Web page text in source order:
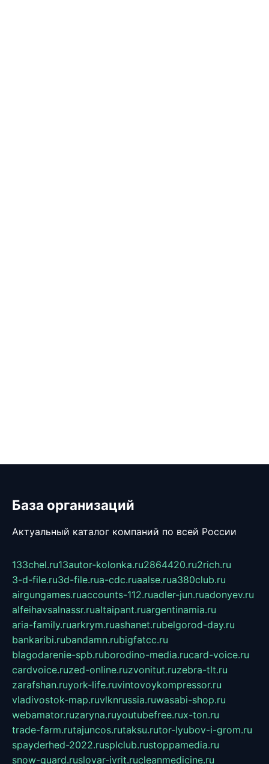
База организаций
Актуальный каталог компаний по всей России
133chel.ru13autor-kolonka.ru2864420.ru2rich.ru
3-d-file.ru3d-file.rua-cdc.ruaalse.rua380club.ru
airgungames.ruaccounts-112.ruadler-jun.ruadonyev.ru
alfeihavsalnassr.rualtaipant.ruargentinamia.ru
aria-family.ruarkrym.ruashanet.rubelgorod-day.ru
bankaribi.rubandamn.rubigfatcc.ru
blagodarenie-spb.ruborodino-media.rucard-voice.ru
cardvoice.ruzed-online.ruzvonitut.ruzebra-tlt.ru
zarafshan.ruyork-life.ruvintovoykompressor.ru
vladivostok-map.ruvlknrussia.ruwasabi-shop.ru
webamator.ruzaryna.ruyoutubefree.rux-ton.ru
trade-farm.rutajuncos.rutaksu.rutor-lyubov-i-grom.ru
spayderhed-2022.rusplclub.rustoppamedia.ru
snow-guard.ruslovar-ivrit.rucleanmedicine.ru